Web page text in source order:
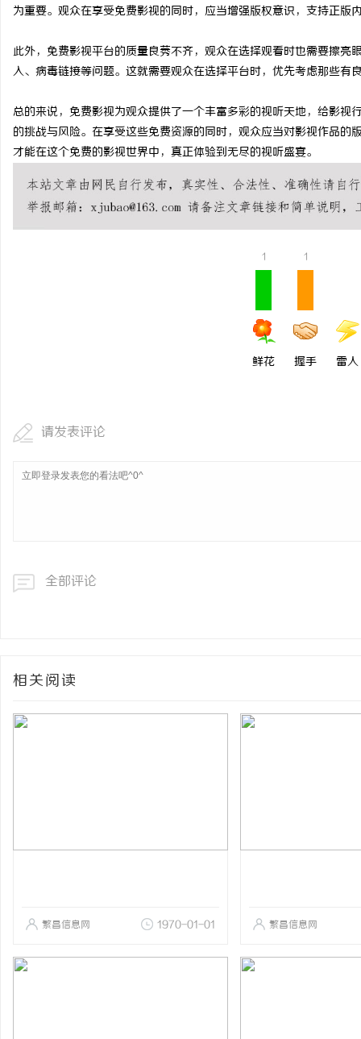
为重要。观众在享受免费影视的同时，应当增强版权意识，支持正版
此外，免费影视平台的质量良莠不齐，观众在选择观看时也需要擦
入、病毒链接等问题。这就需要观众在选择平台时，优先考虑那些有
总的来说，免费影视为观众提供了一个丰富多彩的视听天地，给影
的挑战与风险。在享受这些免费资源的同时，观众应当对影视作品
才能在这个免费的影视世界中，真正体验到无尽的视听盛宴。
1
鲜花
1
握手 雷人
请发表评论
全部评论
相关阅读
繁昌信息网 1970-01-01 繁昌信息网
武汉配眼镜 上海配眼镜